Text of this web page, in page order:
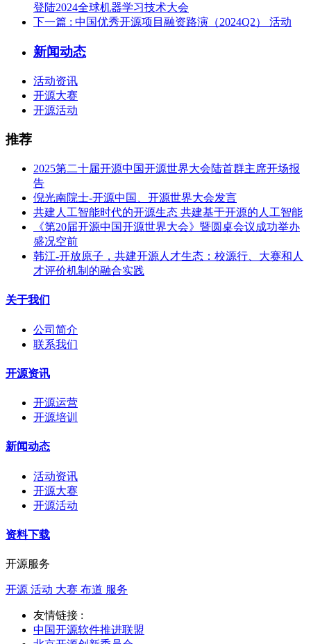
登陆2024全球机器学习技术大会
下一篇 : 中国优秀开源项目融资路演（2024Q2） 活动
新闻动态
活动资讯
开源大赛
开源活动
推荐
2025第二十届开源中国开源世界大会陆首群主席开场报
告
倪光南院士-开源中国、开源世界大会发言
共建人工智能时代的开源生态 共建基于开源的人工智能
《第20届开源中国开源世界大会》暨圆桌会议成功举办
盛况空前
韩江-开放原子，共建开源人才生态：校源行、大赛和人
才评价机制的融合实践
关于我们
公司简介
联系我们
开源资讯
开源运营
开源培训
新闻动态
活动资讯
开源大赛
开源活动
资料下载
开源服务
开源 活动 大赛 布道 服务
友情链接 :
中国开源软件推进联盟